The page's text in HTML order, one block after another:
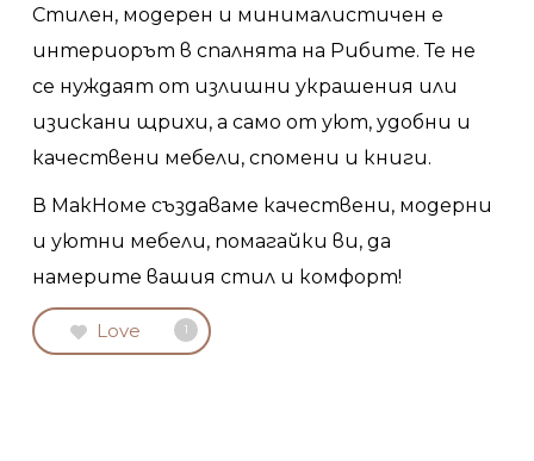
Стилен, модерен и минималистичен е
интериорът в спалнята на Рибите. Те не
се нуждаят от излишни украшения или
изискани щрихи, а само от уют, удобни и
качествени мебели, спомени и книги.
В МакHоме създаваме качествени, модерни
и уютни мебели, помагайки ви, да
намерите вашия стил и комфорт!
Love 1